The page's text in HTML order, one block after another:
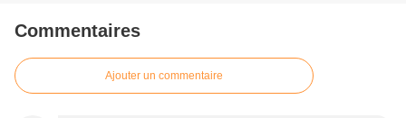
Commentaires
Ajouter un commentaire